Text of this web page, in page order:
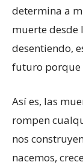
determina a
muerte desde
desentiendo,
futuro porque
Así es, las
rompen
nos
nacemos,